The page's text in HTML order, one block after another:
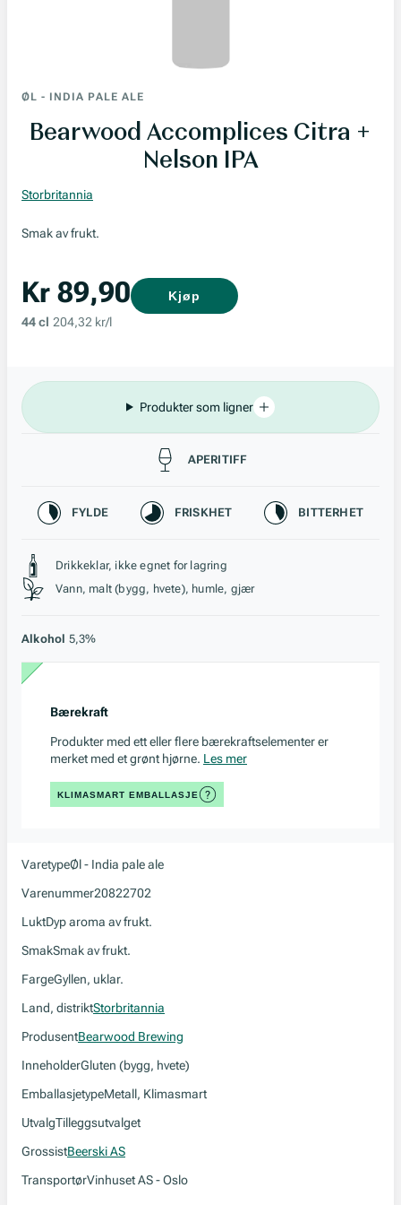
ØL - INDIA PALE ALE
Bearwood Accomplices Citra +
Nelson IPA
Storbritannia
Smak av frukt.
Kr 89,90
44 cl 204,32 kr/l
Kjøp
Produkter som ligner
APERITIFF
Karakteristikk
FYLDE FRISKHET BITTERHET
Stil, lagring og råstoff
Drikkeklar, ikke egnet for lagring
Vann, malt (bygg, hvete), humle, gjær
Alkohol 5,3%
Bærekraft
Produkter med ett eller flere bærekraftselementer er
merket med et grønt hjørne. Les mer
KLIMASMART EMBALLASJE
VaretypeØl - India pale ale
Varenummer20822702
LuktDyp aroma av frukt.
SmakSmak av frukt.
FargeGyllen, uklar.
Land, distriktStorbritannia
ProdusentBearwood Brewing
InneholderGluten (bygg, hvete)
EmballasjetypeMetall, Klimasmart
UtvalgTilleggsutvalget
GrossistBeerski AS
TransportørVinhuset AS - Oslo